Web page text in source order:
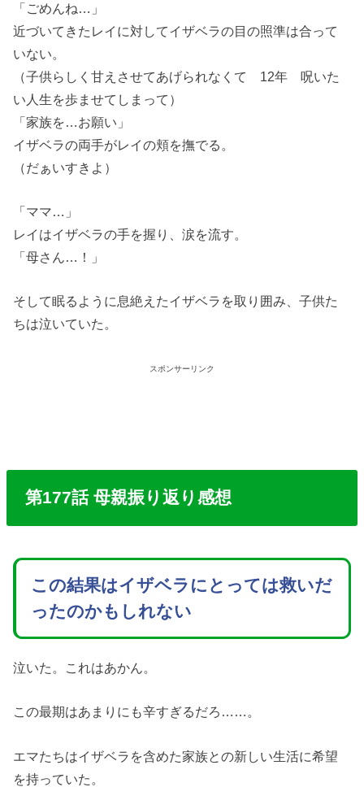
「ごめんね…」
近づいてきたレイに対してイザベラの目の照準は合って
いない。
（子供らしく甘えさせてあげられなくて 12年 呪いた
い人生を歩ませてしまって）
「家族を…お願い」
イザベラの両手がレイの頬を撫でる。
（だぁいすきよ）
「ママ…」
レイはイザベラの手を握り、涙を流す。
「母さん…！」
そして眠るように息絶えたイザベラを取り囲み、子供た
ちは泣いていた。
スポンサーリンク
第177話 母親振り返り感想
この結果はイザベラにとっては救いだ
ったのかもしれない
泣いた。これはあかん。
この最期はあまりにも辛すぎるだろ……。
エマたちはイザベラを含めた家族との新しい生活に希望
を持っていた。